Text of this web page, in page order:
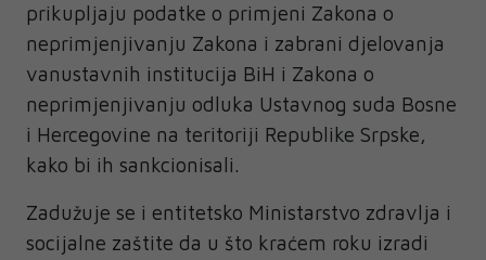
prikupljaju podatke o primjeni Zakona o
neprimjenjivanju Zakona i zabrani djelovanja
vanustavnih institucija BiH i Zakona o
neprimjenjivanju odluka Ustavnog suda Bosne
i Hercegovine na teritoriji Republike Srpske,
kako bi ih sankcionisali.
Zadužuje se i entitetsko Ministarstvo zdravlja i
socijalne zaštite da u što kraćem roku izradi